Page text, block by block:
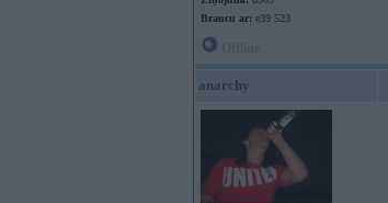
Braucu ar: e39 523
anarchy